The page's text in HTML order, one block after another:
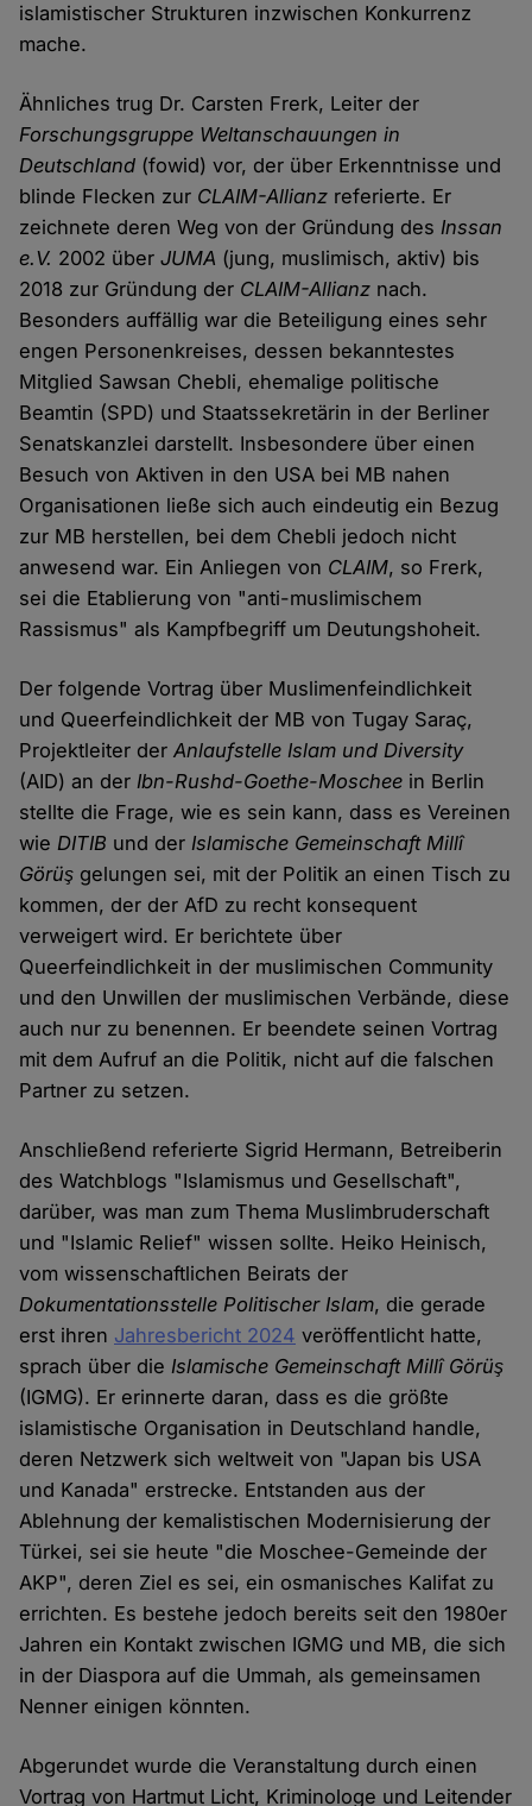
islamistischer Strukturen inzwischen Konkurrenz
mache.
Ähnliches trug Dr. Carsten Frerk, Leiter der
Forschungsgruppe Weltanschauungen in
Deutschland (fowid) vor, der über Erkenntnisse und
blinde Flecken zur CLAIM-Allianz referierte. Er
zeichnete deren Weg von der Gründung desInssan
e.V. 2002 überJUMA (jung, muslimisch, aktiv) bis
2018 zur Gründung der CLAIM-Allianz nach.
Besonders auffällig war die Beteiligung eines sehr
engen Personenkreises, dessen bekanntestes
Mitglied Sawsan Chebli, ehemalige politische
Beamtin (SPD) und Staatssekretärin in der Berliner
Senatskanzlei darstellt. Insbesondere über einen
Besuch von Aktiven in den USA bei MB nahen
Organisationen ließe sich auch eindeutig ein Bezug
zur MB herstellen, bei dem Chebli jedoch nicht
anwesend war. Ein Anliegen von CLAIM, so Frerk,
sei die Etablierung von "anti-muslimischem
Rassismus" als Kampfbegriff um Deutungshoheit.
Der folgende Vortrag über Muslimenfeindlichkeit
und Queerfeindlichkeit der MB von Tugay Saraç,
Projektleiter derAnlaufstelle Islam und Diversity
(AID) an derIbn-Rushd-Goethe-Moschee in Berlin
stellte die Frage, wie es sein kann, dass es Vereinen
wieDITIB und derIslamische Gemeinschaft Millî
Görüş gelungen sei, mit der Politik an einen Tisch zu
kommen, der der AfD zu recht konsequent
verweigert wird. Er berichtete über
Queerfeindlichkeit in der muslimischen Community
und den Unwillen der muslimischen Verbände, diese
auch nur zu benennen. Er beendete seinen Vortrag
mit dem Aufruf an die Politik, nicht auf die falschen
Partner zu setzen.
Anschließend referierte Sigrid Hermann, Betreiberin
des Watchblogs "Islamismus und Gesellschaft",
darüber, was man zum Thema Muslimbruderschaft
und "Islamic Relief" wissen sollte. Heiko Heinisch,
vom wissenschaftlichen Beirats der
Dokumentationsstelle Politischer Islam, die gerade
erst ihren Jahresbericht 2024 veröffentlicht hatte,
sprach über dieIslamische Gemeinschaft Millî Görüş
(IGMG). Er erinnerte daran, dass es die größte
islamistische Organisation in Deutschland handle,
deren Netzwerk sich weltweit von "Japan bis USA
und Kanada" erstrecke. Entstanden aus der
Ablehnung der kemalistischen Modernisierung der
Türkei, sei sie heute "die Moschee-Gemeinde der
AKP", deren Ziel es sei, ein osmanisches Kalifat zu
errichten. Es bestehe jedoch bereits seit den 1980er
Jahren ein Kontakt zwischen IGMG und MB, die sich
in der Diaspora auf die Ummah, als gemeinsamen
Nenner einigen könnten.
Abgerundet wurde die Veranstaltung durch einen
Vortrag von Hartmut Licht, Kriminologe und Leitender